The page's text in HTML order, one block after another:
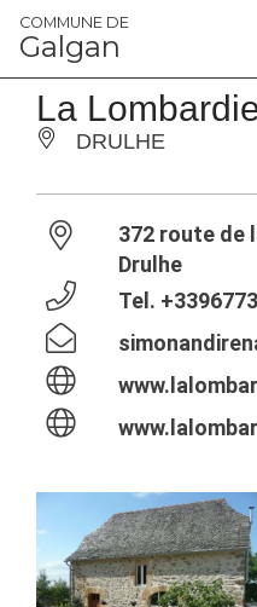
Panneau de gestion
COMMUNE DE
Galgan
La
DRULHE
372 route de
Drulhe
Tel.